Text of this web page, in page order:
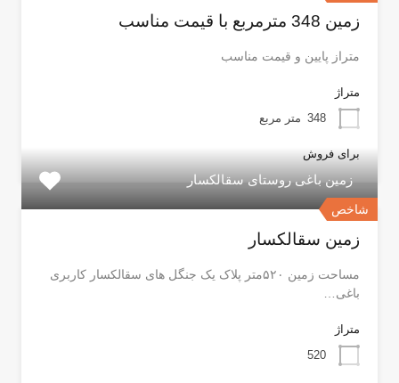
زمین 348 مترمربع با قیمت مناسب
متراز پایین و قیمت مناسب
متراژ
348 متر مربع
برای فروش
شاخص
زمین باغی روستای سقالکسار
زمین سقالکسار
مساحت زمین ۵۲۰متر پلاک یک جنگل های سقالکسار کاربری
باغی…
متراژ
520